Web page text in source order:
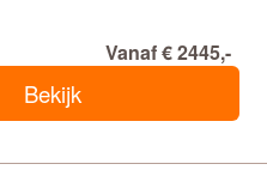
Vanaf € 2445,-
Bekijk